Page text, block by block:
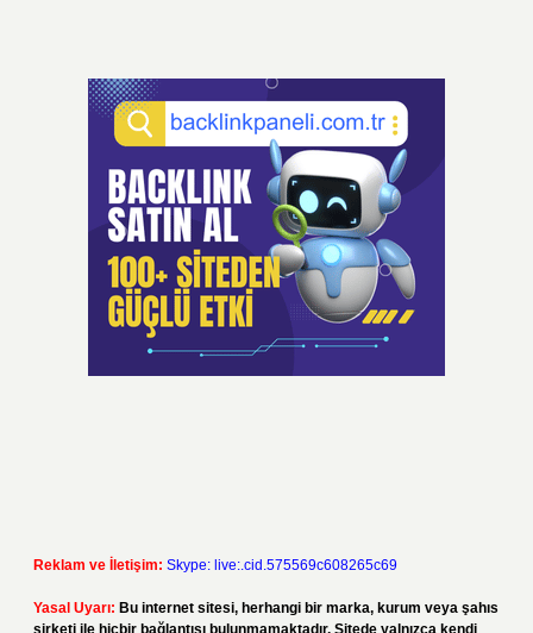
Reklam ve İletişim: Skype: live:.cid.575569c608265c69
Yasal Uyarı: Bu internet sitesi, herhangi bir marka, kurum veya şahıs
şirketi ile hiçbir bağlantısı bulunmamaktadır. Sitede yalnızca kendi